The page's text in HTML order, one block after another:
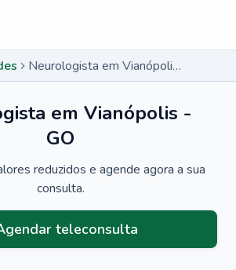
Neurologista em Vianópolis - GO
em Vianópolis -
GO
reduzidos e agende agora a sua
consulta.
teleconsulta